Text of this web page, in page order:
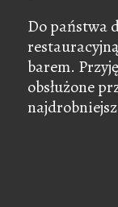
Do państwa
barem.
obsłużone